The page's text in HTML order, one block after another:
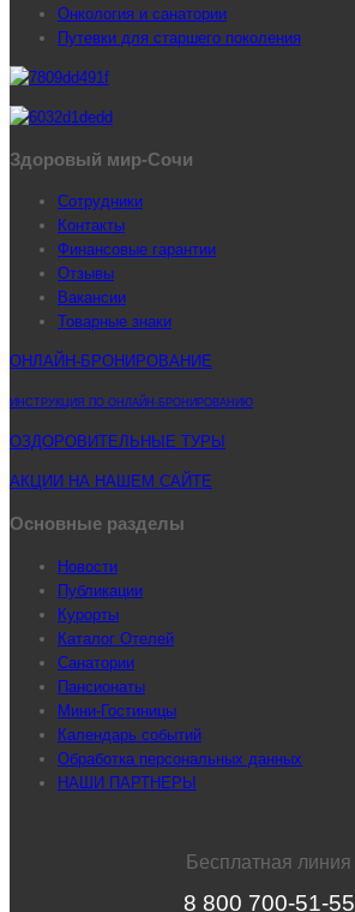
Онкология и санатории
Путевки для старшего поколения
Здоровый мир-Сочи
Сотрудники
Контакты
Финансовые гарантии
Отзывы
Вакансии
Товарные знаки
ОНЛАЙН-БРОНИРОВАНИЕ
ИНСТРУКЦИЯ ПО ОНЛАЙН-БРОНИРОВАНИЮ
ОЗДОРОВИТЕЛЬНЫЕ ТУРЫ
АКЦИИ НА НАШЕМ САЙТЕ
Основные разделы
Новости
Публикации
Курорты
Каталог Отелей
Санатории
Пансионаты
Мини-Гостиницы
Календарь событий
Обработка персональных данных
НАШИ ПАРТНЕРЫ
Бесплатная линия
8 800 700-51-55